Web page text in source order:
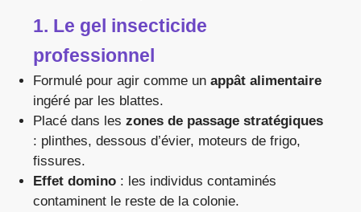
1. Le gel insecticide
professionnel
Formulé pour agir comme un appât alimentaire
ingéré par les blattes.
Placé dans les zones de passage stratégiques
: plinthes, dessous d’évier, moteurs de frigo,
fissures.
Effet domino : les individus contaminés
contaminent le reste de la colonie.